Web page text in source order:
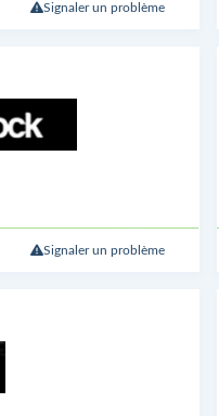
Signaler un problème
Signaler un problème